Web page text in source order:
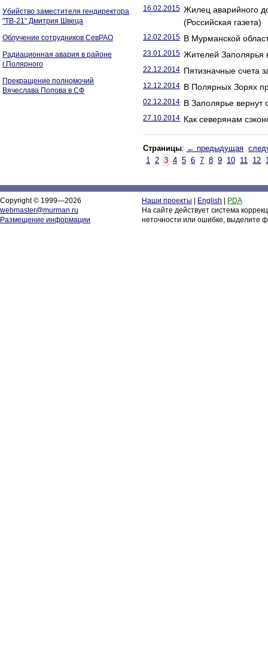
Убийство заместителя гендиректора
"ТВ-21" Дмитрия Швеца
Облучение сотрудников СевРАО
Радиационная авария в районе
г.Полярного
Прекращение полномочий
Вячеслава Попова в СФ
16.02.2015 Жилец аварийного
(Российская газета)
12.02.2015 В Мурманской
23.01.2015 Жителей Заполярья
22.12.2014 Пятизначные счета
12.12.2014 В Полярных Зорях
02.12.2014 В Заполярье вернут
27.10.2014 Как северянам
Страницы: ← предыдущая
1 2 3 4 5 6 7 8 9 10 11 12
Copyright © 1999—2026
webmaster@murman.ru
Размещение информации
Наши проекты English
PDA
На сайте действует система
неточности или ошибке, выделите